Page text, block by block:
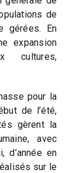
de
gérées. En
expansion
cultures,
pour la
de l’été,
gèrent la
avec
d’année en
sur le